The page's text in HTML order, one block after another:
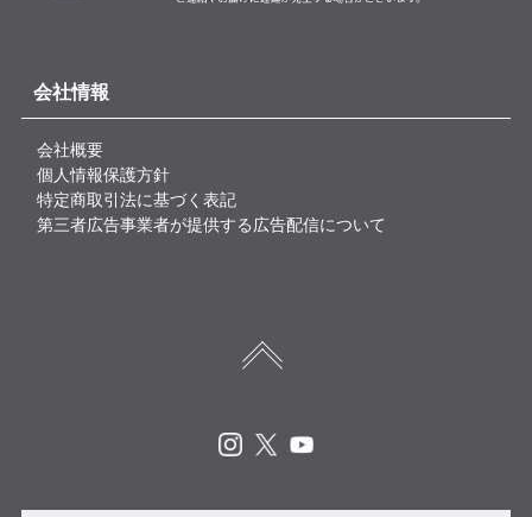
会社情報
会社概要
個人情報保護方針
特定商取引法に基づく表記
第三者広告事業者が提供する広告配信について